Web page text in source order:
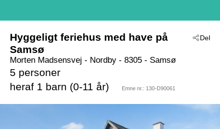
Del
Hyggeligt feriehus med have på
Samsø
Morten Madsensvej - Nordby - 8305 - Samsø
5 personer
heraf 1 barn (0-11 år)
Emne nr.: 130-D90061